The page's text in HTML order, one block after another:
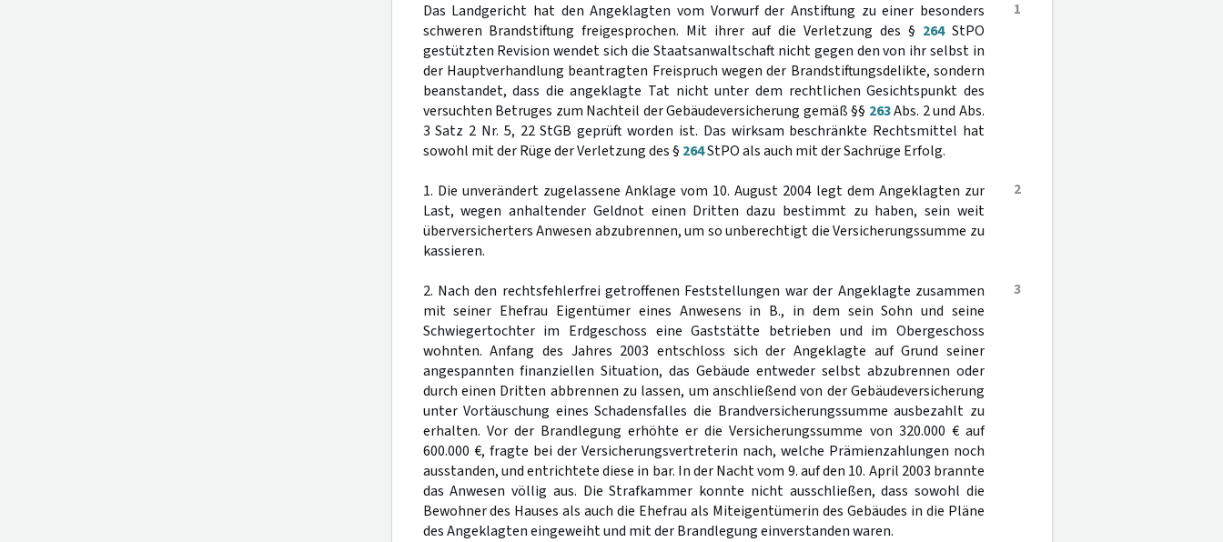
1
Das Landgericht hat den Angeklagten vom Vorwurf der Anstiftung zu einer besonders
schweren Brandstiftung freigesprochen. Mit ihrer auf die Verletzung des § 264StPO
gestützten Revision wendet sich die Staatsanwaltschaft nicht gegen den von ihr selbst in
der Hauptverhandlung beantragten Freispruch wegen der Brandstiftungsdelikte, sondern
beanstandet, dass die angeklagte Tat nicht unter dem rechtlichen Gesichtspunkt des
versuchten Betruges zum Nachteil der Gebäudeversicherung gemäß §§ 263Abs. 2 und Abs.
3 Satz 2 Nr. 5, 22 StGB geprüft worden ist. Das wirksam beschränkte Rechtsmittel hat
sowohl mit der Rüge der Verletzung des § 264StPO als auch mit der Sachrüge Erfolg.
2
1. Die unverändert zugelassene Anklage vom 10. August 2004 legt dem Angeklagten zur
Last, wegen anhaltender Geldnot einen Dritten dazu bestimmt zu haben, sein weit
überversicherters Anwesen abzubrennen, um so unberechtigt die Versicherungssumme zu
kassieren.
3
2. Nach den rechtsfehlerfrei getroffenen Feststellungen war der Angeklagte zusammen
mit seiner Ehefrau Eigentümer eines Anwesens in B., in dem sein Sohn und seine
Schwiegertochter im Erdgeschoss eine Gaststätte betrieben und im Obergeschoss
wohnten. Anfang des Jahres 2003 entschloss sich der Angeklagte auf Grund seiner
angespannten finanziellen Situation, das Gebäude entweder selbst abzubrennen oder
durch einen Dritten abbrennen zu lassen, um anschließend von der Gebäudeversicherung
unter Vortäuschung eines Schadensfalles die Brandversicherungssumme ausbezahlt zu
erhalten. Vor der Brandlegung erhöhte er die Versicherungssumme von 320.000 € auf
600.000 €, fragte bei der Versicherungsvertreterin nach, welche Prämienzahlungen noch
ausstanden, und entrichtete diese in bar. In der Nacht vom 9. auf den 10. April 2003 brannte
das Anwesen völlig aus. Die Strafkammer konnte nicht ausschließen, dass sowohl die
Bewohner des Hauses als auch die Ehefrau als Miteigentümerin des Gebäudes in die Pläne
des Angeklagten eingeweiht und mit der Brandlegung einverstanden waren.